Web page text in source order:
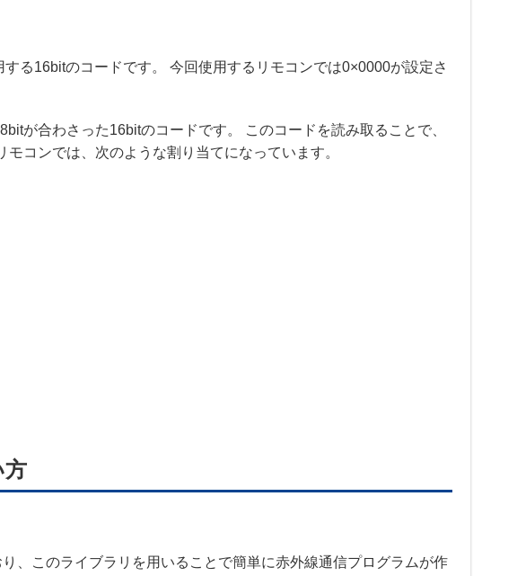
る16bitのコードです。 今回使用するリモコンでは0×0000が設定さ
が合わさった16bitのコードです。 このコードを読み取ることで、
コンでは、次のような割り当てになっています。
方
、このライブラリを用いることで簡単に赤外線通信プログラムが作